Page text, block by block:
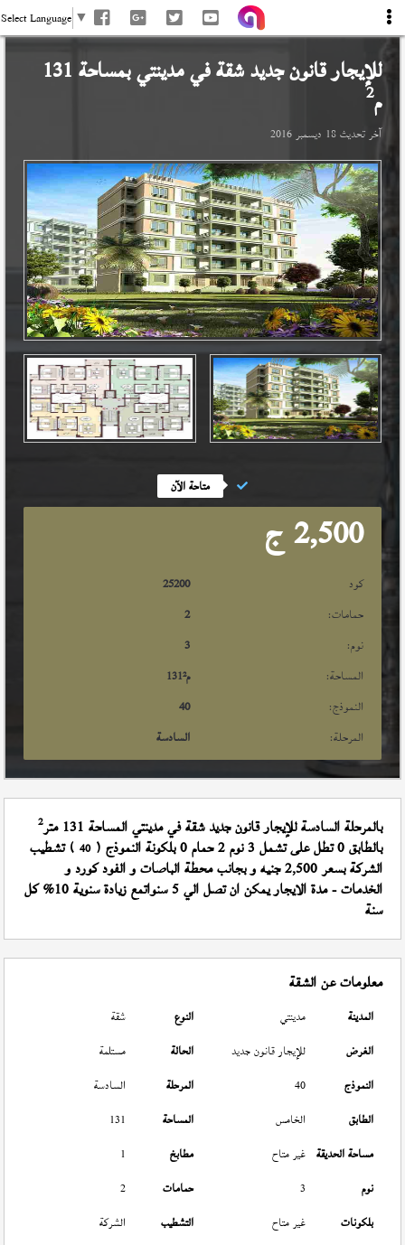
Select Language ▼
للإيجار قانون جديد شقة فيمدينتي بمساحة 131
م2
آخر تحديث18 ديسمبر 2016
متاحة الآن
2,500 ج
كود
25200
حمامات:
2
نوم:
3
المساحة:
131 م²
النموذج:
40
المرحلة:
السادسة
بالمرحلة السادسة للإيجار قانون جديد شقة في مدينتي المساحة 131 متر 2
بالطابق 0 تطل على تشمل 3 نوم 2 حمام 0 بلكونة النموذج ( 40 ) تشطيب
الشركة بسعر 2,500 جنيه و بجانب محطة الباصات و الفود كورد و
الخدمات - مدة الايجار يمكن ان تصل الي 5 سنواتمع زيادة سنوية 10% كل
سنة
معلومات عن الشقة
المدينة مدينتي النوع
شقة
الغرض
للإيجار قانون جديد الحالة
مستلمة
النموذج
40 المرحلة
السادسة
الطابق
الخامس المساحة
131
مساحة الحديقة غير متاح مطابخ
1
نوم
3 حمامات
2
بلكونات
غير متاح التشطيب
الشركة